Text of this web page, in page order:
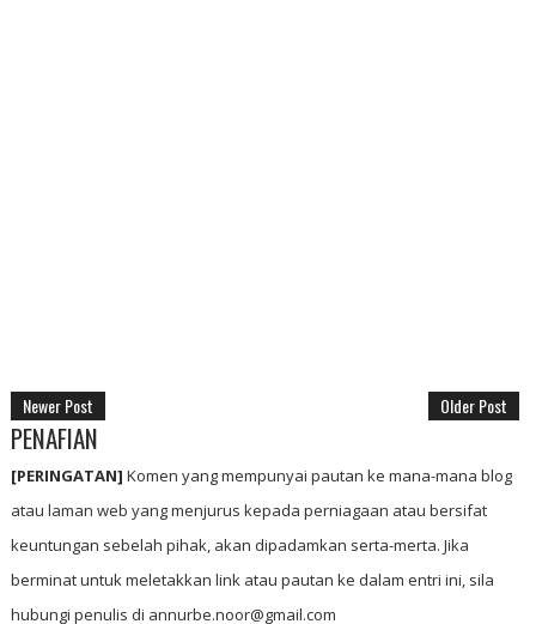
Newer Post Older Post
PENAFIAN
[PERINGATAN] Komen yang mempunyai pautan ke mana-mana blog
atau laman web yang menjurus kepada perniagaan atau bersifat
keuntungan sebelah pihak, akan dipadamkan serta-merta. Jika
berminat untuk meletakkan link atau pautan ke dalam entri ini, sila
hubungi penulis di annurbe.noor@gmail.com